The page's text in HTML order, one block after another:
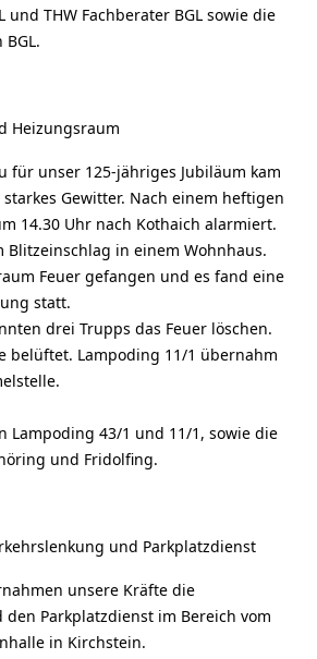
und THW Fachberater BGL sowie die
Heizungsraum
für unser 125-jähriges Jubiläum kam
Gewitter. Nach einem heftigen
14.30 Uhr nach Kothaich alarmiert.
Blitzeinschlag in einem Wohnhaus.
Feuer gefangen und es fand eine
statt.
drei Trupps das Feuer löschen.
belüftet. Lampoding 11/1 übernahm
Lampoding 43/1 und 11/1, sowie die
und Fridolfing.
und Parkplatzdienst
unsere Kräfte die
Parkplatzdienst im Bereich vom
in Kirchstein.